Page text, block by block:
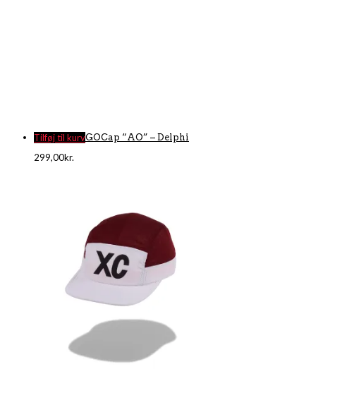
Tilføj til kurvGOCap “AO” – Delphi
299,00kr.